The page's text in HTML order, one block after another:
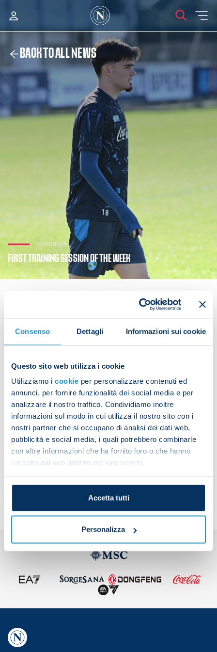
Consenso Dettagli Informazioni sui cookie
Questo sito web utilizza i cookie
Utilizziamo i cookie per personalizzare contenuti ed
annunci, per fornire funzionalità dei social media e per
analizzare il nostro traffico. Condividiamo inoltre
informazioni sul modo in cui utilizza il nostro sito con i
nostri partner che si occupano di analisi dei dati web,
pubblicità e social media, i quali potrebbero combinarle
con altre informazioni che ha fornito loro o che hanno
raccolto dal suo utilizzo dei loro servizi.
Accetta tutti
Personalizza
BACK TO ALL NEWS
12/01/2026
FIRST TRAINING SESSION OF THE WEEK
Following their away match against Inter, the
in Sunday’s starting line-up did some recovery
work, while the rest of the players took part in
technical and tactical drills.
During the session, Alex Meret sustained a sprain
to his left shoulder.